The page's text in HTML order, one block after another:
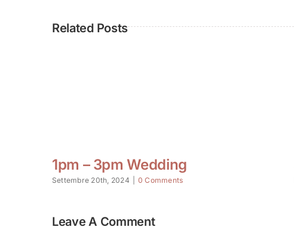
Related Posts
1pm – 3pm Wedding
Settembre 20th, 2024 0 Comments
Leave A Comment